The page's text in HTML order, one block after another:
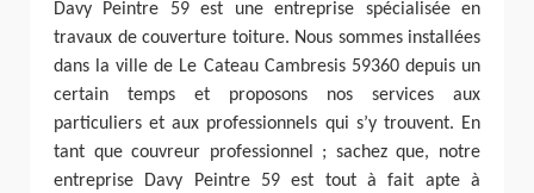
Davy Peintre 59 est une entreprise spécialisée en
travaux de couverture toiture. Nous sommes installées
dans la ville de Le Cateau Cambresis 59360 depuis un
certain temps et proposons nos services aux
particuliers et aux professionnels qui s’y trouvent. En
tant que couvreur professionnel ; sachez que, notre
entreprise Davy Peintre 59 est tout à fait apte à